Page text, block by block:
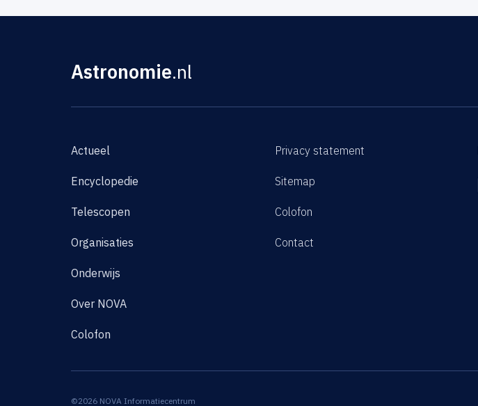
Astronomie.nl
Actueel
Encyclopedie
Telescopen
Organisaties
Onderwijs
Over NOVA
Colofon
Privacy statement
Sitemap
Colofon
Contact
©2026 NOVA Informatiecentrum